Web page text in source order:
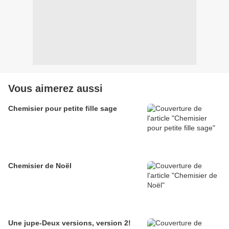
Vous aimerez aussi
Chemisier pour petite fille sage
Chemisier de Noël
Une jupe-Deux versions, version 2!